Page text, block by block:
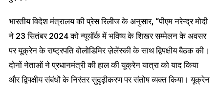
भारतीय विदेश मंत्रालय की प्रेस रिलीज के अनुसार, “पीएम नरेन्द्र मोदी
ने 23 सितंबर 2024 को न्यूयॉर्क में भविष्य के शिखर सम्मेलन के अवसर
पर यूक्रेन के राष्ट्रपति वोलोडिमिर ज़ेलेंस्की के साथ द्विपक्षीय बैठक की।
दोनों नेताओं ने प्रधानमंत्री की हाल की यूक्रेन यात्रा को याद किया
और द्विपक्षीय संबंधों के निरंतर सुदृढ़ीकरण पर संतोष व्यक्त किया। यूक्रेन